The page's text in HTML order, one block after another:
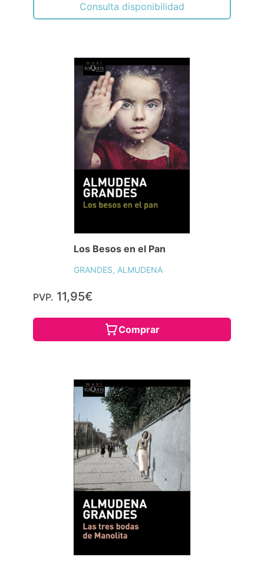
Consulta disponibilidad
Los Besos en el Pan
GRANDES, ALMUDENA
PVP. 11,95€
Comprar